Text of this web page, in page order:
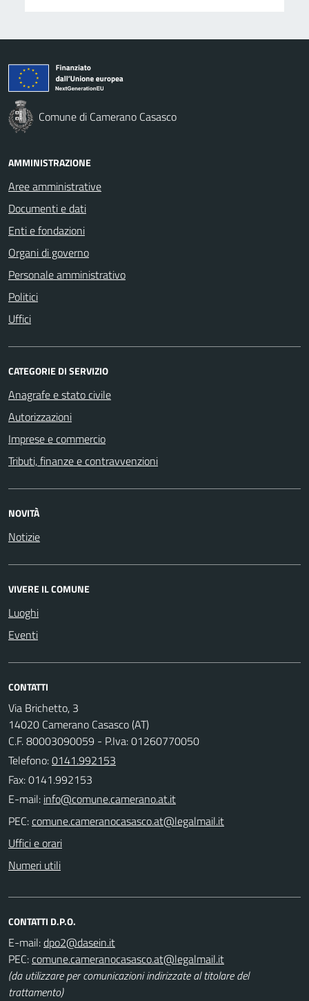
Comune di Camerano Casasco
AMMINISTRAZIONE
Aree amministrative
Documenti e dati
Enti e fondazioni
Organi di governo
Personale amministrativo
Politici
Uffici
CATEGORIE DI SERVIZIO
Anagrafe e stato civile
Autorizzazioni
Imprese e commercio
Tributi, finanze e contravvenzioni
NOVITÀ
Notizie
VIVERE IL COMUNE
Luoghi
Eventi
CONTATTI
Via Brichetto, 3
14020 Camerano Casasco (AT)
C.F. 80003090059 - P.Iva: 01260770050
Telefono:0141.992153
Fax: 0141.992153
E-mail:
PEC:
Uffici e orari
Numeri utili
CONTATTI D.P.O.
E-mail:
PEC:
(da utilizzare per comunicazioni indirizzate al titolare del
trattamento)